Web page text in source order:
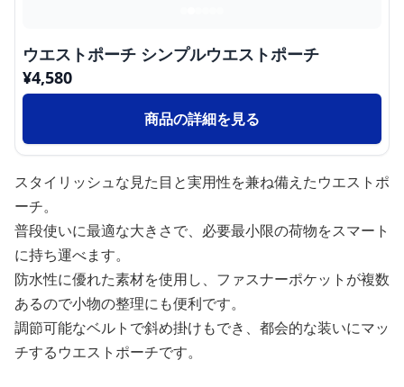
ウエストポーチ シンプルウエストポーチ
¥4,580
商品の詳細を見る
スタイリッシュな見た目と実用性を兼ね備えたウエストポ
ーチ。
普段使いに最適な大きさで、必要最小限の荷物をスマート
に持ち運べます。
防水性に優れた素材を使用し、ファスナーポケットが複数
あるので小物の整理にも便利です。
調節可能なベルトで斜め掛けもでき、都会的な装いにマッ
チするウエストポーチです。